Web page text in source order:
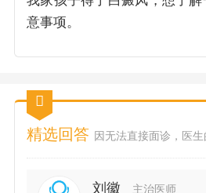
意事项。
精选回答 因无法直接面诊，医
刘徽
主治医师